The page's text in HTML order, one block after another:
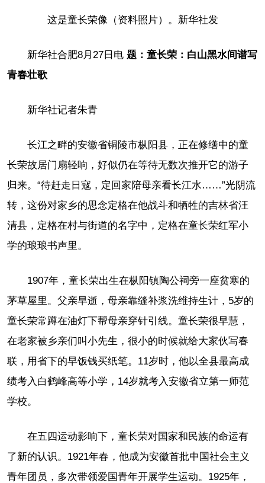
这是童长荣像（资料照片）。新华社发
新华社合肥8月27日电 题：童长荣：白山黑水间谱写
青春壮歌
新华社记者朱青
长江之畔的安徽省铜陵市枞阳县，正在修缮中的童
长荣故居门扇轻响，好似仍在等待无数次推开它的游子
归来。“待赶走日寇，定回家陪母亲看长江水……”光阴流
转，这份对家乡的思念定格在他战斗和牺牲的吉林省汪
清县，定格在村与街道的名字中，定格在童长荣红军小
学的琅琅书声里。
1907年，童长荣出生在枞阳镇陶公祠旁一座贫寒的
茅草屋里。父亲早逝，母亲靠缝补浆洗维持生计，5岁的
童长荣常蹲在油灯下帮母亲穿针引线。童长荣很早慧，
在老家被乡亲们叫小先生，很小的时候就给大家伙写春
联，用省下的早饭钱买纸笔。11岁时，他以全县最高成
绩考入白鹤峰高等小学，14岁就考入安徽省立第一师范
学校。
在五四运动影响下，童长荣对国家和民族的命运有
了新的认识。1921年春，他成为安徽首批中国社会主义
青年团员，多次带领爱国青年开展学生运动。1925年，